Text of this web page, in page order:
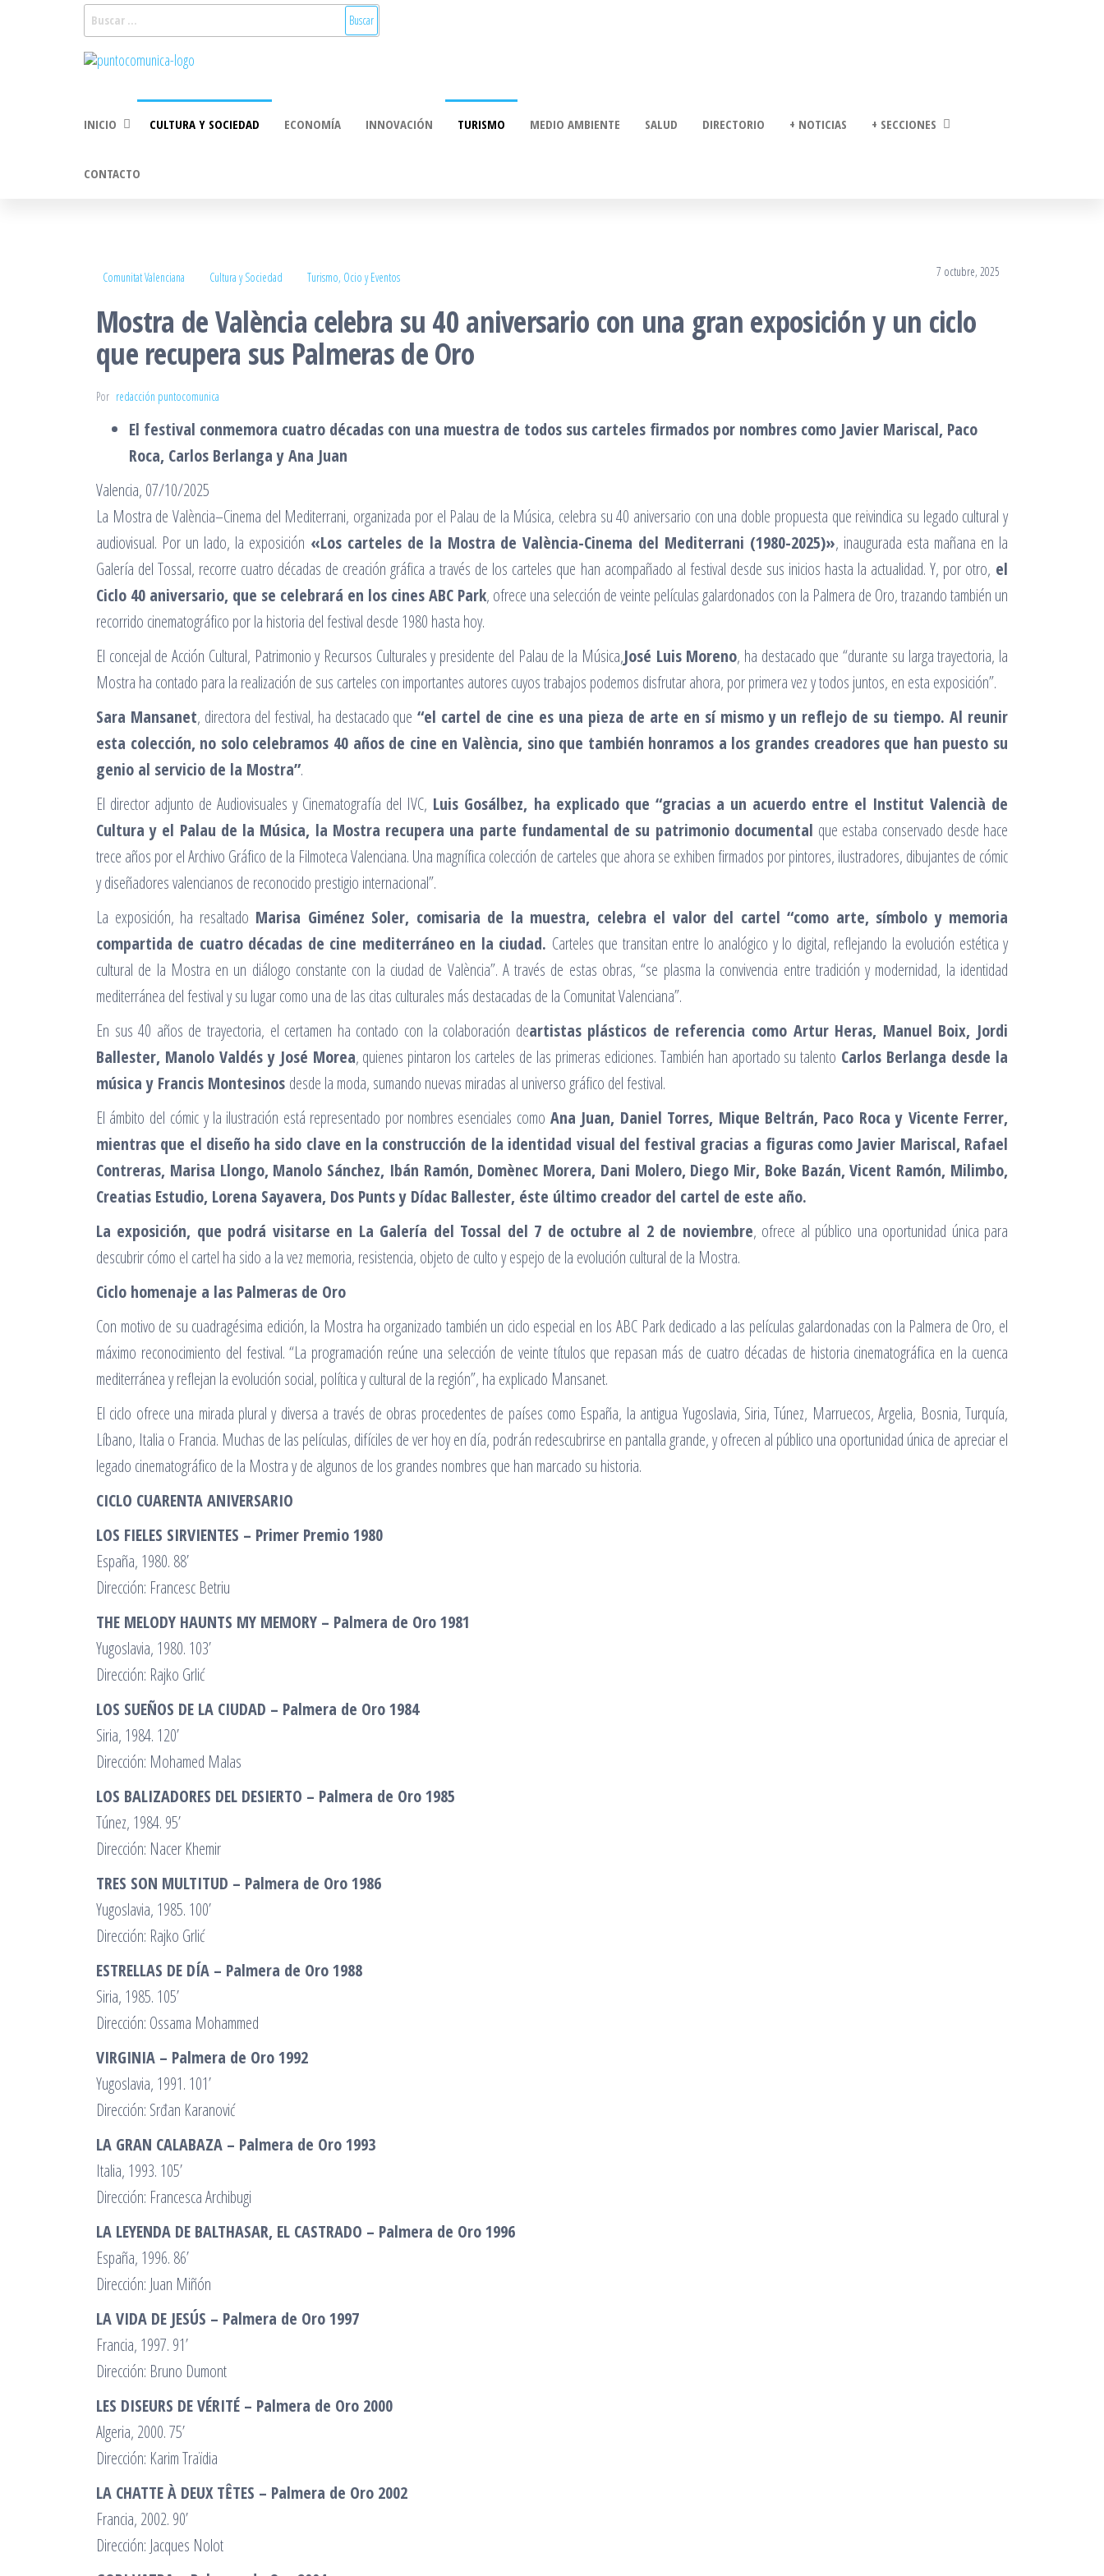
Comunicación
2.0
Valenciana:
economía,
INICIO CULTURA Y SOCIEDAD ECONOMÍA INNOVACIÓN TURISMO MEDIO AMBIENTE SALUD DIRECTORIO + NOTICIAS + SECCIONES
CONTACTO
Comunitat Valenciana Cultura y Sociedad Turismo, Ocio y Eventos 7 octubre, 2025
Mostra de València celebra su 40 aniversario con una gran exposición y un ciclo
que recupera sus Palmeras de Oro
Por redacción puntocomunica
El festival conmemora cuatro décadas con una muestra de todos sus carteles firmados por nombres como Javier Mariscal, Paco
Roca, Carlos Berlanga y Ana Juan
Valencia, 07/10/2025
La Mostra de València–Cinema del Mediterrani, organizada por el Palau de la Música, celebra su 40 aniversario con una doble propuesta que reivindica su legado cultural y
audiovisual. Por un lado, la exposición «Los carteles de la Mostra de València-Cinema del Mediterrani (1980-2025)», inaugurada esta mañana en la
Galería del Tossal, recorre cuatro décadas de creación gráfica a través de los carteles que han acompañado al festival desde sus inicios hasta la actualidad. Y, por otro, el
Ciclo 40 aniversario, que se celebrará en los cines ABC Park, ofrece una selección de veinte películas galardonados con la Palmera de Oro, trazando también un
recorrido cinematográfico por la historia del festival desde 1980 hasta hoy.
El concejal de Acción Cultural, Patrimonio y Recursos Culturales y presidente del Palau de la Música,José Luis Moreno, ha destacado que “durante su larga trayectoria, la
Mostra ha contado para la realización de sus carteles con importantes autores cuyos trabajos podemos disfrutar ahora, por primera vez y todos juntos, en esta exposición”.
Sara Mansanet, directora del festival, ha destacado que“el cartel de cine es una pieza de arte en sí mismo y un reflejo de su tiempo. Al reunir
esta colección, no solo celebramos 40 años de cine en València, sino que también honramos a los grandes creadores que han puesto su
genio al servicio de la Mostra”.
El director adjunto de Audiovisuales y Cinematografía del IVC, Luis Gosálbez, ha explicado que “gracias a un acuerdo entre el Institut Valencià de
Cultura y el Palau de la Música, la Mostra recupera una parte fundamental de su patrimonio documental que estaba conservado desde hace
trece años por el Archivo Gráfico de la Filmoteca Valenciana. Una magnífica colección de carteles que ahora se exhiben firmados por pintores, ilustradores, dibujantes de cómic
y diseñadores valencianos de reconocido prestigio internacional”.
La exposición, ha resaltado Marisa Giménez Soler, comisaria de la muestra, celebra el valor del cartel “como arte, símbolo y memoria
compartida de cuatro décadas de cine mediterráneo en la ciudad. Carteles que transitan entre lo analógico y lo digital, reflejando la evolución estética y
cultural de la Mostra en un diálogo constante con la ciudad de València”. A través de estas obras, “se plasma la convivencia entre tradición y modernidad, la identidad
mediterránea del festival y su lugar como una de las citas culturales más destacadas de la Comunitat Valenciana”.
En sus 40 años de trayectoria, el certamen ha contado con la colaboración deartistas plásticos de referencia como Artur Heras, Manuel Boix, Jordi
Ballester, Manolo Valdés y José Morea, quienes pintaron los carteles de las primeras ediciones. También han aportado su talento Carlos Berlanga desde la
música y Francis Montesinos desde la moda, sumando nuevas miradas al universo gráfico del festival.
El ámbito del cómic y la ilustración está representado por nombres esenciales comoAna Juan, Daniel Torres, Mique Beltrán, Paco Roca y Vicente Ferrer,
mientras que el diseño ha sido clave en la construcción de la identidad visual del festival gracias a figuras como Javier Mariscal, Rafael
Contreras, Marisa Llongo, Manolo Sánchez, Ibán Ramón, Domènec Morera, Dani Molero, Diego Mir, Boke Bazán, Vicent Ramón, Milimbo,
Creatias Estudio, Lorena Sayavera, Dos Punts y Dídac Ballester, éste último creador del cartel de este año.
La exposición, que podrá visitarse en La Galería del Tossal del 7 de octubre al 2 de noviembre, ofrece al público una oportunidad única para
descubrir cómo el cartel ha sido a la vez memoria, resistencia, objeto de culto y espejo de la evolución cultural de la Mostra.
Ciclo homenaje a las Palmeras de Oro
Con motivo de su cuadragésima edición, la Mostra ha organizado también un ciclo especial en los ABC Park dedicado a las películas galardonadas con la Palmera de Oro, el
máximo reconocimiento del festival. “La programación reúne una selección de veinte títulos que repasan más de cuatro décadas de historia cinematográfica en la cuenca
mediterránea y reflejan la evolución social, política y cultural de la región”, ha explicado Mansanet.
El ciclo ofrece una mirada plural y diversa a través de obras procedentes de países como España, la antigua Yugoslavia, Siria, Túnez, Marruecos, Argelia, Bosnia, Turquía,
Líbano, Italia o Francia. Muchas de las películas, difíciles de ver hoy en día, podrán redescubrirse en pantalla grande, y ofrecen al público una oportunidad única de apreciar el
legado cinematográfico de la Mostra y de algunos de los grandes nombres que han marcado su historia.
CICLO CUARENTA ANIVERSARIO
LOS FIELES SIRVIENTES – Primer Premio 1980
España, 1980. 88’
Dirección: Francesc Betriu
THE MELODY HAUNTS MY MEMORY – Palmera de Oro 1981
Yugoslavia, 1980. 103’
Dirección: Rajko Grlić
LOS SUEÑOS DE LA CIUDAD – Palmera de Oro 1984
Siria, 1984. 120’
Dirección: Mohamed Malas
LOS BALIZADORES DEL DESIERTO – Palmera de Oro 1985
Túnez, 1984. 95’
Dirección: Nacer Khemir
TRES SON MULTITUD – Palmera de Oro 1986
Yugoslavia, 1985. 100’
Dirección: Rajko Grlić
ESTRELLAS DE DÍA – Palmera de Oro 1988
Siria, 1985. 105’
Dirección: Ossama Mohammed
VIRGINIA – Palmera de Oro 1992
Yugoslavia, 1991. 101’
Dirección: Srđan Karanović
LA GRAN CALABAZA – Palmera de Oro 1993
Italia, 1993. 105’
Dirección: Francesca Archibugi
LA LEYENDA DE BALTHASAR, EL CASTRADO – Palmera de Oro 1996
España, 1996. 86’
Dirección: Juan Miñón
LA VIDA DE JESÚS – Palmera de Oro 1997
Francia, 1997. 91’
Dirección: Bruno Dumont
LES DISEURS DE VÉRITÉ – Palmera de Oro 2000
Algeria, 2000. 75’
Dirección: Karim Traïdia
LA CHATTE À DEUX TÊTES – Palmera de Oro 2002
Francia, 2002. 90’
Dirección: Jacques Nolot